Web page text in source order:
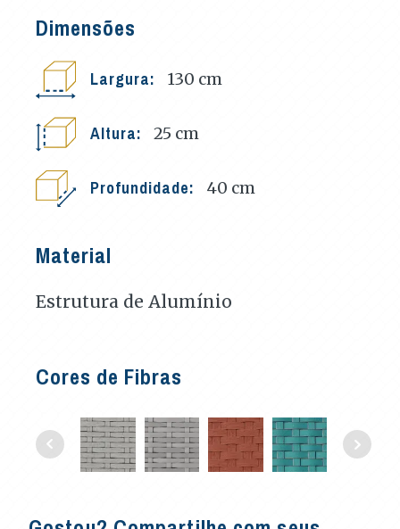
Dimensões
Largura: 130 cm
Altura: 25 cm
Profundidade: 40 cm
Material
Estrutura de Alumínio
Cores de Fibras